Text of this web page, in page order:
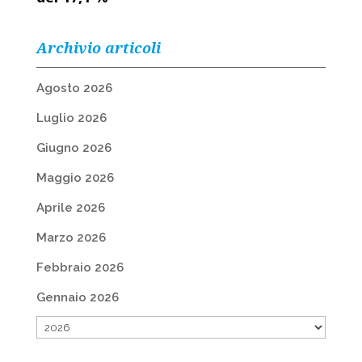
Archivio articoli
Agosto 2026
Luglio 2026
Giugno 2026
Maggio 2026
Aprile 2026
Marzo 2026
Febbraio 2026
Gennaio 2026